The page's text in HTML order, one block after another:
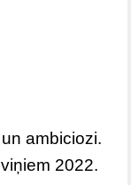
ambiciozi.
2022.